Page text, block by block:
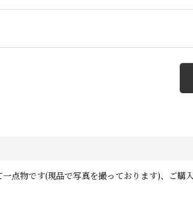
点物です(現品で写真を撮っております)、ご購